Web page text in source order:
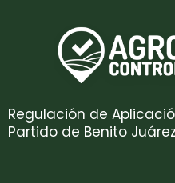
Regulación de
Partido de Benito